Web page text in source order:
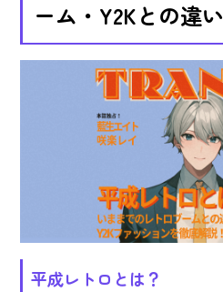
ーム・Y2Kとの違い
平成レトロとは？